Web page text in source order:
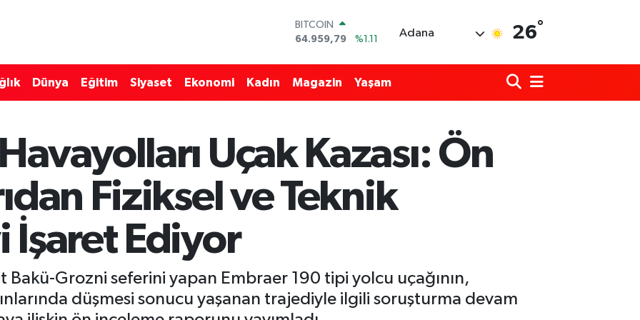
BITCOIN
64.959,79
%1.11
EURO
GRAM ALTIN
6660.55
%0.03
BİST100
13.779
Adana 26°
Dünya Eğitim Siyaset Ekonomi Kadın Magazin Yaşam
Uçak Kazası: Ön
Fiziksel ve Teknik
Ediyor
Grozni seferini yapan Embraer 190 tipi yolcu uçağının,
düşmesi sonucu yaşanan trajediyle ilgili soruşturma devam